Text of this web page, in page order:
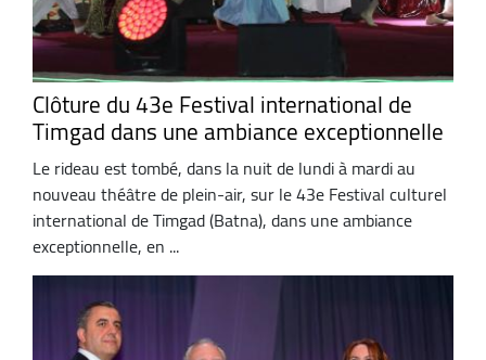
Clôture du 43e Festival international de
Timgad dans une ambiance exceptionnelle
Le rideau est tombé, dans la nuit de lundi à mardi au
nouveau théâtre de plein-air, sur le 43e Festival culturel
international de Timgad (Batna), dans une ambiance
exceptionnelle, en ...